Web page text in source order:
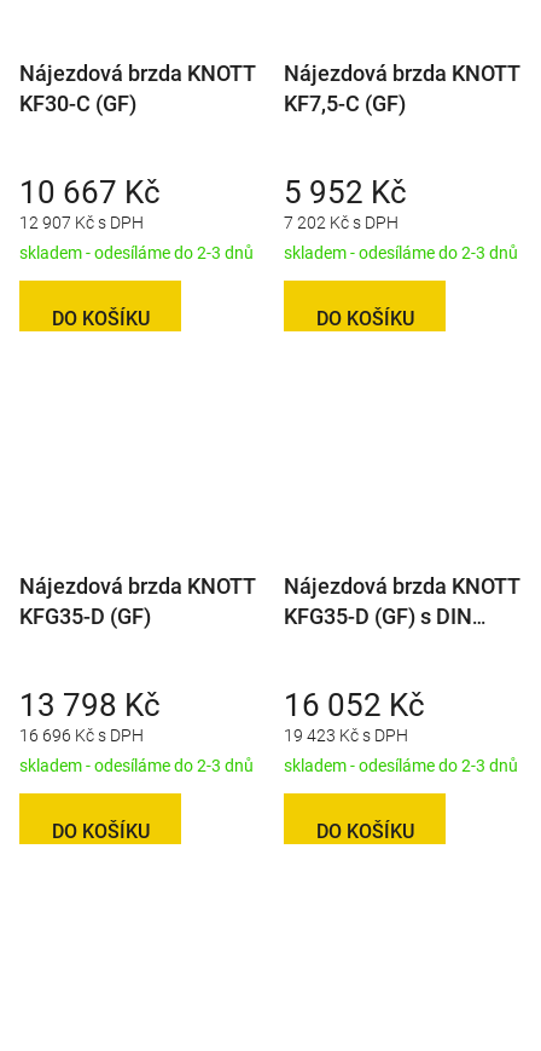
Nájezdová brzda KNOTT
KF30-C (GF)
12 907 Kč s DPH
10 667 Kč
skladem - odesíláme do 2-3 dnů
DO KOŠÍKU
Nájezdová brzda KNOTT
KF7,5-C (GF)
7 202 Kč s DPH
5 952 Kč
skladem - odesíláme do 2-3 dnů
DO KOŠÍKU
Nájezdová brzda KNOTT
KFG35-D (GF)
16 696 Kč s DPH
13 798 Kč
skladem - odesíláme do 2-3 dnů
DO KOŠÍKU
Nájezdová brzda KNOTT
KFG35-D (GF) s DIN
19 423 Kč s DPH
16 052 Kč
skladem - odesíláme do 2-3 dnů
DO KOŠÍKU